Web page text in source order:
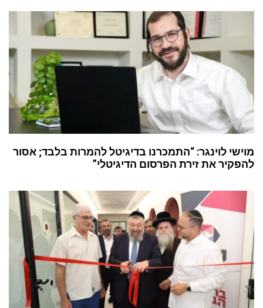
מוישי לוינגר: “התמכרנו בדיגיטל להמרות בלבד; אסור
להפקיר את זירת הפרסום הדיגיטלי”